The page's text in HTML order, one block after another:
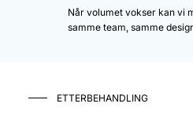
Når volumet vokser kan vi
samme team, samme
ETTERBEHANDLING